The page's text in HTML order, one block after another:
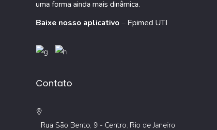
uma forma ainda mais dinâmica.
Baixe nosso aplicativo – Epimed UTI
Contato
Rua São Bento, 9 - Centro, Rio de Janeiro